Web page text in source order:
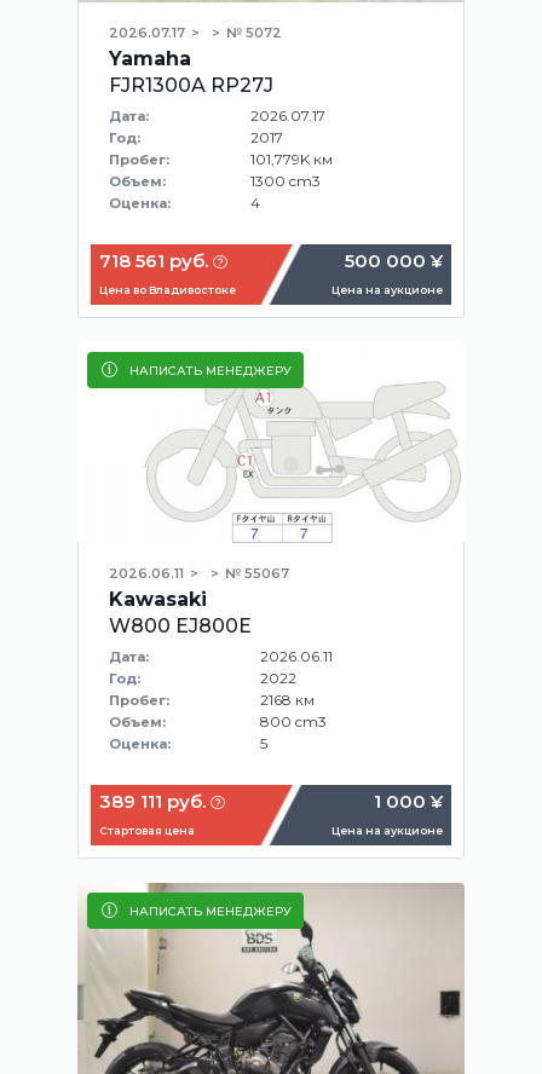
2026.07.17 № 5072
Yamaha
FJR1300A RP27J
Дата: 2026.07.17
Год: 2017
Пробег: 101,779K км
Объем: 1300 cm3
Оценка: 4
718 561 руб.
Цена во Владивостоке
500 000 ¥
Цена на аукционе
НАПИСАТЬ МЕНЕДЖЕРУ
2026.06.11 № 55067
Kawasaki
W800 EJ800E
Дата: 2026.06.11
Год: 2022
Пробег: 2168 км
Объем: 800 cm3
Оценка: 5
389 111 руб.
Стартовая цена
1 000 ¥
Цена на аукционе
НАПИСАТЬ МЕНЕДЖЕРУ